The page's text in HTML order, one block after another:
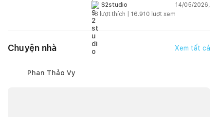
S2studio
14/05/2026,
18 lượt thích | 16.910 lượt xem
Chuyện nhà Xem tất cả
Phan Thảo Vy